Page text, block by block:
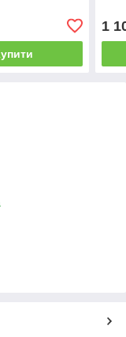
1